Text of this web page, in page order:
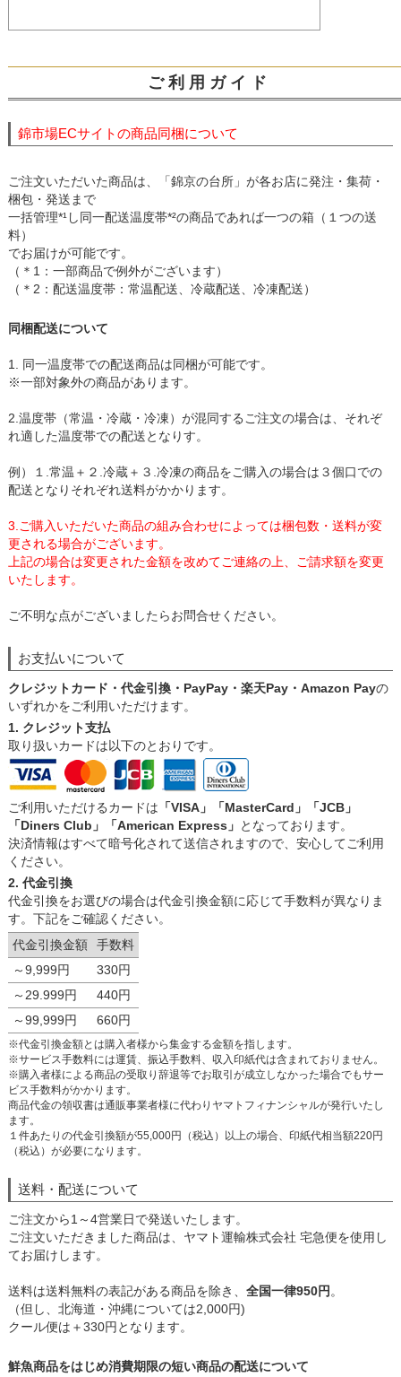
ご 利 用 ガ イ ド
錦市場ECサイトの商品同梱について
ご注文いただいた商品は、「錦京の台所」が各お店に発注・集荷・
梱包・発送まで
一括管理*¹し同一配送温度帯*²の商品であれば一つの箱（１つの送
料）
でお届けが可能です。
（＊1：一部商品で例外がございます）
（＊2：配送温度帯：常温配送、冷蔵配送、冷凍配送）
同梱配送について
1. 同一温度帯での配送商品は同梱が可能です。
※一部対象外の商品があります。
2.温度帯（常温・冷蔵・冷凍）が混同するご注文の場合は、それぞ
れ適した温度帯での配送となりす。
例）１.常温＋２.冷蔵＋３.冷凍の商品をご購入の場合は３個口での
配送となりそれぞれ送料がかかります。
3.ご購入いただいた商品の組み合わせによっては梱包数・送料が変
更される場合がございます。
上記の場合は変更された金額を改めてご連絡の上、ご請求額を変更
いたします。
ご不明な点がございましたらお問合せください。
お支払いについて
クレジットカード・代金引換・PayPay・楽天Pay・Amazon Payの
いずれかをご利用いただけます。
1. クレジット支払
取り扱いカードは以下のとおりです。
ご利用いただけるカードは 「VISA」「MasterCard」「JCB」
「Diners Club」「American Express」 となっております。
決済情報はすべて暗号化されて送信されますので、安心してご利用
ください。
2. 代金引換
代金引換をお選びの場合は代金引換金額に応じて手数料が異なりま
す。下記をご確認ください。
代金引換金額
手数料
～9,999円
330円
～29.999円
440円
～99,999円
660円
※代金引換金額とは購入者様から集金する金額を指します。
※サービス手数料には運賃、振込手数料、収入印紙代は含まれておりません。
※購入者様による商品の受取り辞退等でお取引が成立しなかった場合でもサー
ビス手数料がかかります。
商品代金の領収書は通販事業者様に代わりヤマトフィナンシャルが発行いたし
ます。
１件あたりの代金引換額が55,000円（税込）以上の場合、印紙代相当額220円
（税込）が必要になります。
送料・配送について
ご注文から1～4営業日で発送いたします。
ご注文いただきました商品は、ヤマト運輸株式会社 宅急便を使用し
てお届けします。
送料は送料無料の表記がある商品を除き、 全国一律950円 。
（但し、北海道・沖縄については2,000円)
クール便は＋330円となります。
鮮魚商品をはじめ消費期限の短い商品の配送について